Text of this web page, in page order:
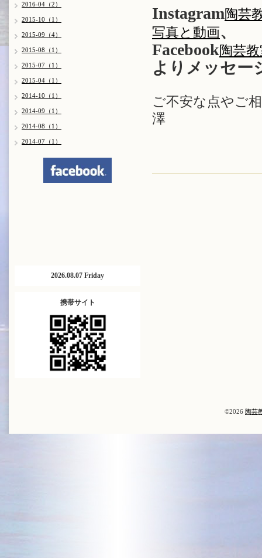
Instagram陶芸
写真と動画、
Facebook陶芸
よりメッセー
ご不安な点やご
澤
2016-04（2）
2015-10（1）
2015-09（4）
2015-08（1）
2015-07（1）
2015-04（1）
2014-10（1）
2014-09（1）
2014-08（1）
2014-07（1）
2026.08.07 Friday
携帯サイト
©2026 陶芸